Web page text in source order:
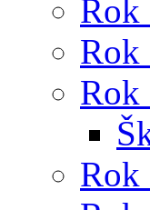
Rok
Rok
Rok
Rok